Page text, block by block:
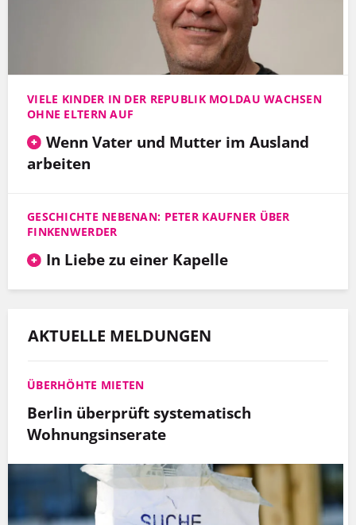
VIELE KINDER IN DER REPUBLIK MOLDAU WACHSEN
OHNE ELTERN AUF
Wenn Vater und Mutter im Ausland
arbeiten
GESCHICHTE NEBENAN: PETER KAUFNER ÜBER
FINKENWERDER
In Liebe zu einer Kapelle
AKTUELLE MELDUNGEN
ÜBERHÖHTE MIETEN
Berlin überprüft systematisch
Wohnungsinserate